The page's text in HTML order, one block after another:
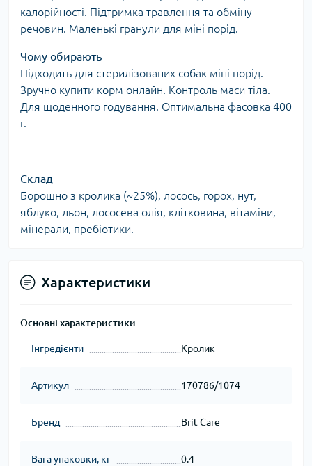
калорійності. Підтримка травлення та обміну
речовин. Маленькі гранули для міні порід.
Чому обирають
Підходить для стерилізованих собак міні порід.
Зручно купити корм онлайн. Контроль маси тіла.
Для щоденного годування. Оптимальна фасовка 400
г.
Склад
Борошно з кролика (~25%), лосось, горох, нут,
яблуко, льон, лососева олія, клітковина, вітаміни,
мінерали, пребіотики.
Характеристики
Основні характеристики
Інгредієнти Кролик
Артикул 170786/1074
Бренд Brit Care
Вага упаковки, кг 0.4